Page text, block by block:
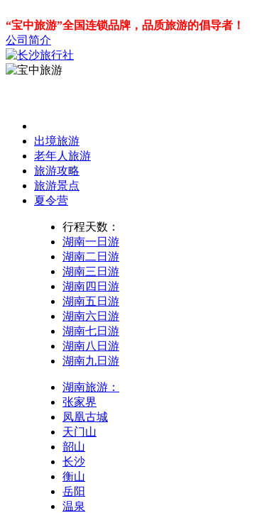
“宝中旅游”全国连锁品牌，品质旅游的倡导者！
公司简介
出境旅游
老年人旅游
旅游攻略
旅游景点
夏令营
行程天数：
湖南一日游
湖南二日游
湖南三日游
湖南四日游
湖南五日游
湖南六日游
湖南七日游
湖南八日游
湖南九日游
湖南旅游：
张家界
凤凰古城
天门山
韶山
长沙
衡山
岳阳
温泉